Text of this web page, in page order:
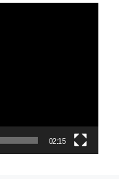
02:15